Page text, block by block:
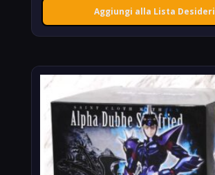
Aggiungi alla Lista Desideri